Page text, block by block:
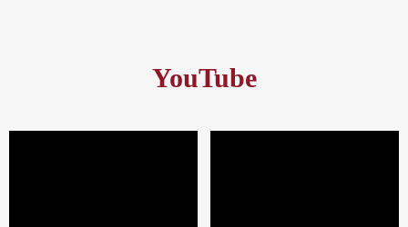
YouTube